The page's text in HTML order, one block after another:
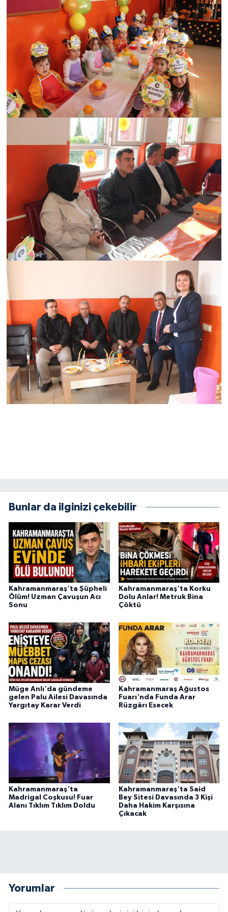
Bunlar da ilginizi çekebilir
Kahramanmaraş'ta Şüpheli
Ölüm! Uzman Çavuşun Acı
Sonu
Kahramanmaraş'ta Korku
Dolu Anlar! Metruk Bina
Çöktü
Müge Anlı'da gündeme
gelen Palu Ailesi Davasında
Yargıtay Karar Verdi
Kahramanmaraş Ağustos
Fuarı'nda Funda Arar
Rüzgârı Esecek
Kahramanmaraş'ta
Madrigal Coşkusu! Fuar
Alanı Tıklım Tıklım Doldu
Kahramanmaraş'ta Said
Bey Sitesi Davasında 3 Kişi
Daha Hakim Karşısına
Çıkacak
Yorumlar